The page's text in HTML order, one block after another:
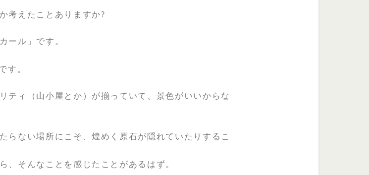
考えたことありますか?
ール」です。
す。
ティ（山小屋とか）が揃っていて、景色がいいからな
らない場所にこそ、煌めく原石が隠れていたりするこ
、そんなことを感じたことがあるはず。